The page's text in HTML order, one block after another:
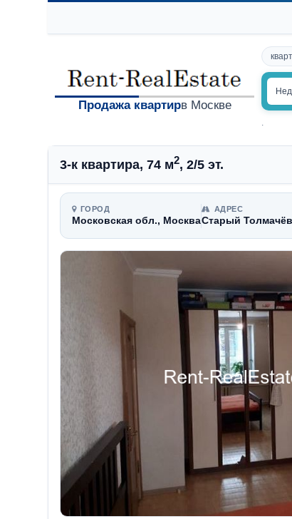
Продажа квартирв Москве
.
3-к квартира, 74 м2, 2/5 эт.
ГОРОД
Московская обл., Москва
АДРЕС
Старый